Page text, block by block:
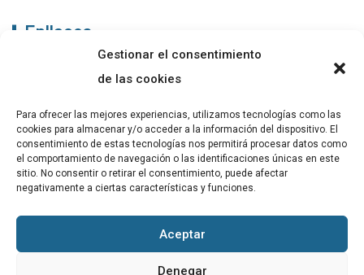
Gestionar el consentimiento
de las cookies
Para ofrecer las mejores experiencias, utilizamos tecnologías como las
cookies para almacenar y/o acceder a la información del dispositivo. El
consentimiento de estas tecnologías nos permitirá procesar datos como
el comportamiento de navegación o las identificaciones únicas en este
sitio. No consentir o retirar el consentimiento, puede afectar
negativamente a ciertas características y funciones.
Aceptar
Denegar
Enllaços
PUBLICACIONS
CONTACTE
Altres